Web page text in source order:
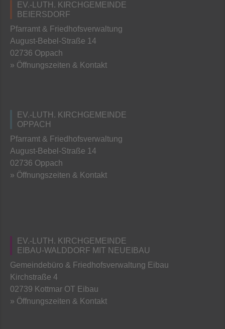
EV.-LUTH. KIRCHGEMEINDE
BEIERSDORF
Pfarramt & Friedhofsverwaltung
August-Bebel-Straße 14
02736 Oppach
» Öffnungszeiten & Kontakt
EV.-LUTH. KIRCHGEMEINDE
OPPACH
Pfarramt & Friedhofsverwaltung
August-Bebel-Straße 14
02736 Oppach
» Öffnungszeiten & Kontakt
EV.-LUTH. KIRCHGEMEINDE
EIBAU-WALDDORF MIT NEUEIBAU
Gemeindebüro & Friedhofsverwaltung Eibau
Kirchstraße 4
02739 Kottmar OT Eibau
» Öffnungszeiten & Kontakt